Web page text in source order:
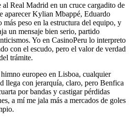
al Real Madrid en un cruce cargadito de
aparecer Kylian Mbappé, Eduardo
peso en la estructura del equipo, y
un mensaje bien serio, partido
Yo en CasinoPeru lo interpreto
con el escudo, pero el valor de verdad
trámite.
europeo en Lisboa, cualquier
llega con jerarquía, claro, pero Benfica
por bandas y castigar pérdidas
a mí me jala más a mercados de goles